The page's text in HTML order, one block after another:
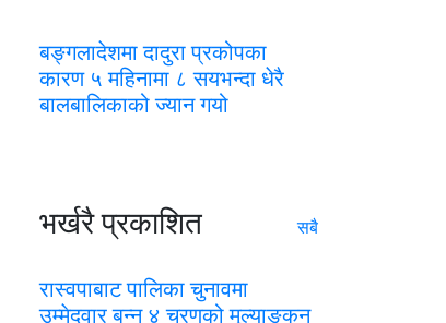
बङ्गलादेशमा दादुरा प्रकोपका
कारण ५ महिनामा ८ सयभन्दा धेरै
बालबालिकाको ज्यान गयो
भर्खरै प्रकाशित सबै
रास्वपाबाट पालिका चुनावमा
उम्मेदवार बन्न ४ चरणको मूल्याङ्कन